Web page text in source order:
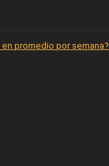
promedio por semana?